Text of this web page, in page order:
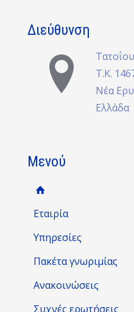
Διεύθυνση
Τ.Κ.
Νέα
Ελλάδα
Μενού
Εταιρία
Υπηρεσίες
Πακέτα γνωριμίας
Ανακοινώσεις
Συχνές ερωτήσεις